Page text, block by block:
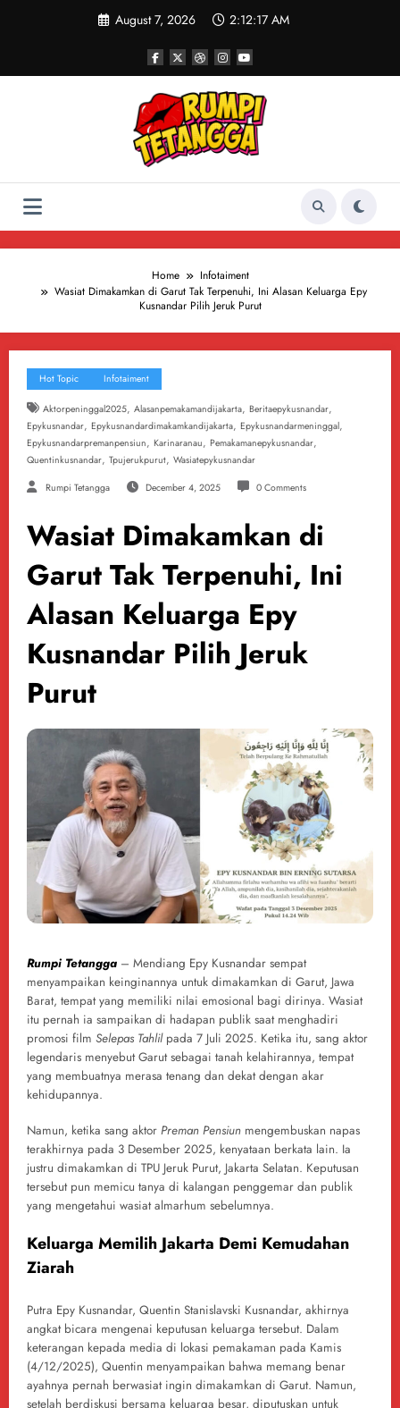
August 7, 2026 2:12:18 AM
Home
Infotaiment
Wasiat Dimakamkan di Garut Tak Terpenuhi, Ini Alasan Keluarga Epy
Kusnandar Pilih Jeruk Purut
Hot Topic Infotaiment
Aktorpeninggal2025, Alasanpemakamandijakarta, Beritaepykusnandar,
Epykusnandar, Epykusnandardimakamkandijakarta, Epykusnandarmeninggal,
Epykusnandarpremanpensiun, Karinaranau, Pemakamanepykusnandar,
Quentinkusnandar, Tpujerukpurut, Wasiatepykusnandar
Rumpi Tetangga December 4, 2025 0 Comments
Wasiat Dimakamkan di
Garut Tak Terpenuhi, Ini
Alasan Keluarga Epy
Kusnandar Pilih Jeruk
Purut
Rumpi Tetangga – Mendiang Epy Kusnandar sempat
menyampaikan keinginannya untuk dimakamkan di Garut, Jawa
Barat, tempat yang memiliki nilai emosional bagi dirinya. Wasiat
itu pernah ia sampaikan di hadapan publik saat menghadiri
promosi film Selepas Tahlilpada 7 Juli 2025. Ketika itu, sang aktor
legendaris menyebut Garut sebagai tanah kelahirannya, tempat
yang membuatnya merasa tenang dan dekat dengan akar
kehidupannya.
Namun, ketika sang aktor Preman Pensiun mengembuskan napas
terakhirnya pada 3 Desember 2025, kenyataan berkata lain. Ia
justru dimakamkan di TPU Jeruk Purut, Jakarta Selatan. Keputusan
tersebut pun memicu tanya di kalangan penggemar dan publik
yang mengetahui wasiat almarhum sebelumnya.
Keluarga Memilih Jakarta Demi Kemudahan
Ziarah
Putra Epy Kusnandar, Quentin Stanislavski Kusnandar, akhirnya
angkat bicara mengenai keputusan keluarga tersebut. Dalam
keterangan kepada media di lokasi pemakaman pada Kamis
(4/12/2025), Quentin menyampaikan bahwa memang benar
ayahnya pernah berwasiat ingin dimakamkan di Garut. Namun,
setelah berdiskusi bersama keluarga besar, diputuskan untuk